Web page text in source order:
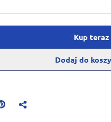
Kup teraz
Dodaj do